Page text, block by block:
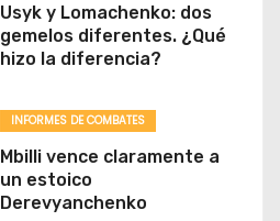
Usyk y Lomachenko: dos
gemelos diferentes. ¿Qué
hizo la diferencia?
INFORMES DE COMBATES
Mbilli vence claramente a
un estoico
Derevyanchenko